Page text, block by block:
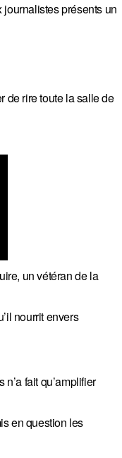
présents un
de rire toute la salle de
un vétéran de la
nourrit envers
fait qu’amplifier
en question les